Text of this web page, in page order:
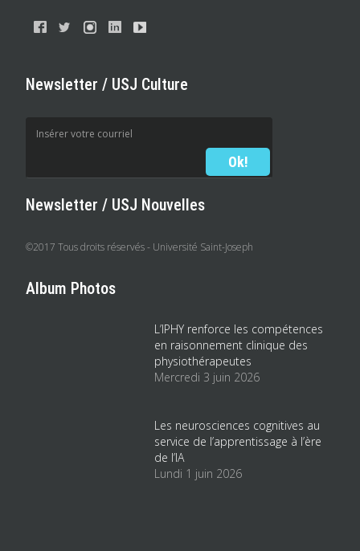
Newsletter / USJ Culture
Newsletter / USJ Nouvelles
©2017 Tous droits réservés - Université Saint-Joseph
Album Photos
L’IPHY renforce les compétences
en raisonnement clinique des
physiothérapeutes
Mercredi 3 juin 2026
Les neurosciences cognitives au
service de l’apprentissage à l’ère
de l’IA
Lundi 1 juin 2026